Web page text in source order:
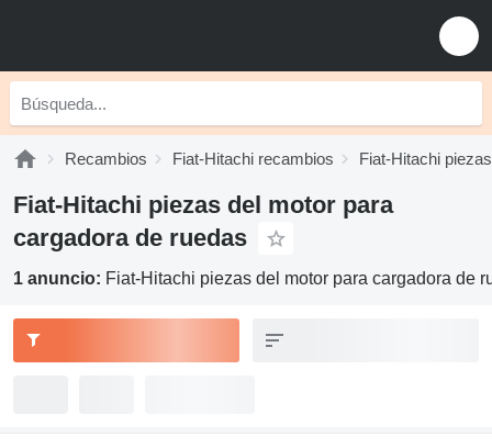
Recambios Fiat-Hitachi recambios Fiat-Hitachi
Fiat-Hitachi piezas del motor para
cargadora de ruedas
1 anuncio: Fiat-Hitachi piezas del motor para cargadora de